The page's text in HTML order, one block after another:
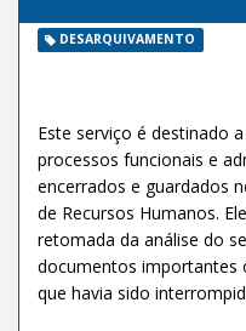
DESARQUIVAMENTO
Este serviço é destinado
processos funcionais e
encerrados e guardados
de Recursos Humanos.
retomada da análise do
documentos importantes
que havia sido